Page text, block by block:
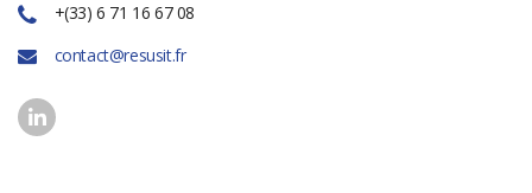
+(33) 6 71 16 67 08
contact@resusit.fr